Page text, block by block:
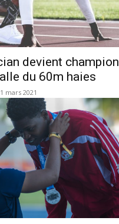
devient champion
du 60m haies
mars 2021